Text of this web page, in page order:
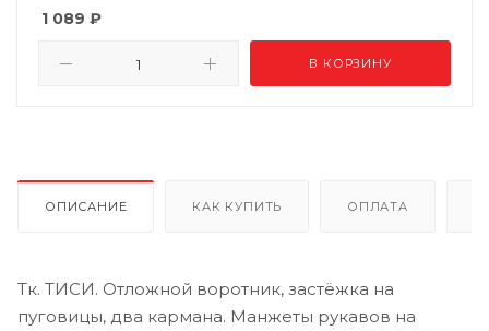
1 089 ₽
В КОРЗИНУ
ОПИСАНИЕ КАК КУПИТЬ ОПЛАТА
Тк. ТИСИ. Отложной воротник, застёжка на
пуговицы, два кармана. Манжеты рукавов на